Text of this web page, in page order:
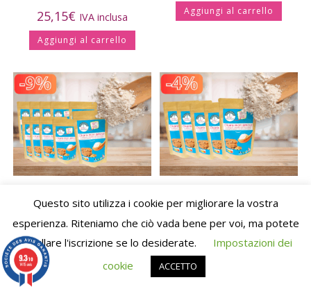
25,15€ IVA inclusa
Aggiungi al carrello
Aggiungi al carrello
Speciale Metodo DEFINITIVO
2 mesi (lotto di 10 Okara)
63,91€ IVA inclusa
Aggiungi al carrello
Speciale Metodo DEFINITIVO
1 mese (lotto di 5 Okara)
33,25€ IVA inclusa
Aggiungi al carrello
Questo sito utilizza i cookie per migliorare la vostra
esperienza. Riteniamo che ciò vada bene per voi, ma potete
annullare l'iscrizione se lo desiderate.
Impostazioni dei
cookie
ACCETTO
Utilizza il codice promozionale newsletter per
ottenere uno sconto del 10%.
Ignora
9.3/10
1415 avis